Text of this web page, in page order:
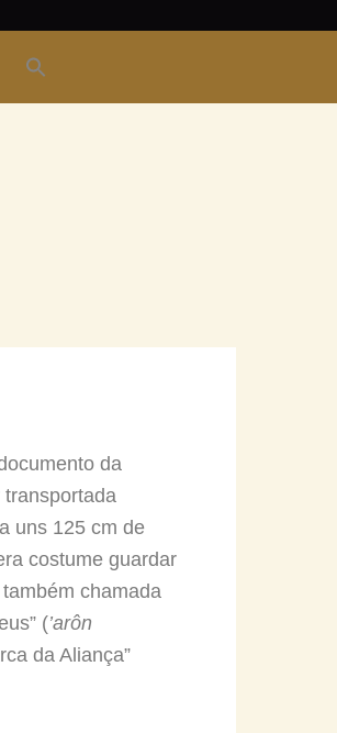
da
uns 125 cm de
costume guardar
chamada
(’arôn
da Aliança”